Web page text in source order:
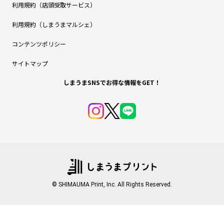
利用規約（店頭受取サービス）
利用規約（しまうまマルシェ）
コンテンツポリシー
サイトマップ
しまうまSNSでお得な情報をGET！
© SHIMAUMA Print, Inc. All Rights Reserved.